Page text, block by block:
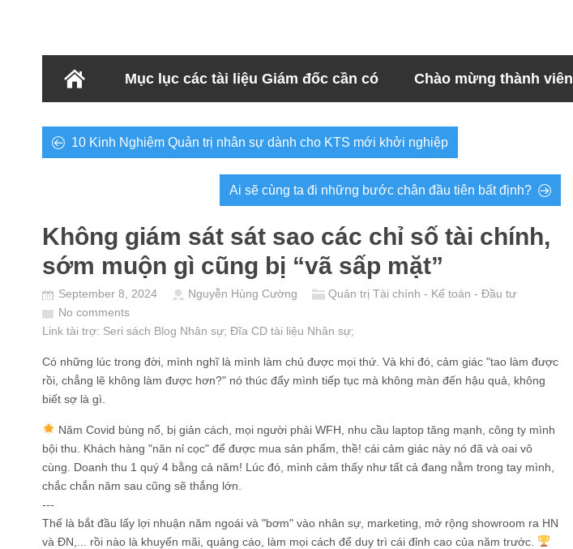
Mục lục các tài liệu Giám đốc cần có Chào mừng thành viên
10 Kinh Nghiệm Quản trị nhân sự dành cho KTS mới khởi nghiệp
Ai sẽ cùng ta đi những bước chân đầu tiên bất định?
Không giám sát sát sao các chỉ số tài chính,
sớm muộn gì cũng bị “vã sấp mặt”
September 8, 2024 Nguyễn Hùng Cường
Quản trị Tài chính - Kế toán - Đầu tư
No comments
Link tài trợ: Seri sách Blog Nhân sự; Đĩa CD tài liệu Nhân sự;
Có những lúc trong đời, mình nghĩ là mình làm chủ được mọi thứ. Và khi đó, cảm giác "tao làm được
rồi, chẳng lẽ không làm được hơn?" nó thúc đẩy mình tiếp tục mà không màn đến hậu quả, không
biết sợ là gì.
Năm Covid bùng nổ, bị giản cách, mọi người phải WFH, nhu cầu laptop tăng mạnh, công ty mình
bội thu. Khách hàng "năn nỉ cọc" để được mua sản phẩm, thề! cái cảm giác này nó đã và oai vô
cùng. Doanh thu 1 quý 4 bằng cả năm! Lúc đó, mình cảm thấy như tất cả đang nằm trong tay mình,
chắc chắn năm sau cũng sẽ thắng lớn.
---
Thế là bắt đầu lấy lợi nhuận năm ngoái và "bơm" vào nhân sự, marketing, mở rộng showroom ra HN
và ĐN,... rồi nào là khuyến mãi, quảng cáo, làm mọi cách để duy trì cái đỉnh cao của năm trước.